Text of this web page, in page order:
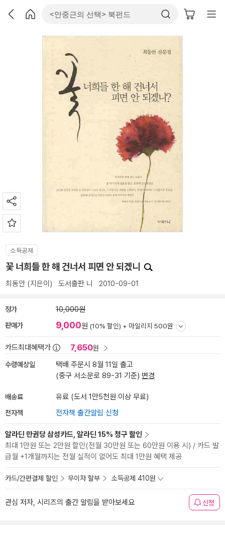
소득공제
꽃 너희들 한 해 건너서 피면 안 되겠니
최동안 (지은이) 도서출판 니 2010-09-01
정가 10,000원
판매가 9,000원 (10% 할인) + 마일리지 500원
카드최대혜택가 7,650원
수령예상일
택배 주문시 8월 11일 출고
(중구 서소문로 89-31 기준) 변경
배송료 유료 (도서 1만5천원 이상 무료)
전자책 전자책 출간알림 신청
알라딘 만권당 삼성카드, 알라딘 15% 청구 할인
최대 1만원 또는 2만원 할인(전월 30만원 또는 60만원 이용 시) / 카드 발
급월 +1개월까지는 전월 실적이 없어도 최대 1만원 혜택 제공
카드/간편결제 할인 무이자 할부 소득공제 410원
관심 저자, 시리즈의 출간 알림을 받아보세요 신청